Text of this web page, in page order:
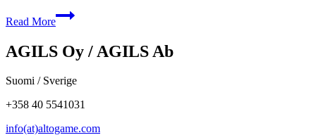
Read More
AGILS Oy / AGILS Ab
Suomi / Sverige
+358 40 5541031
info(at)altogame.com